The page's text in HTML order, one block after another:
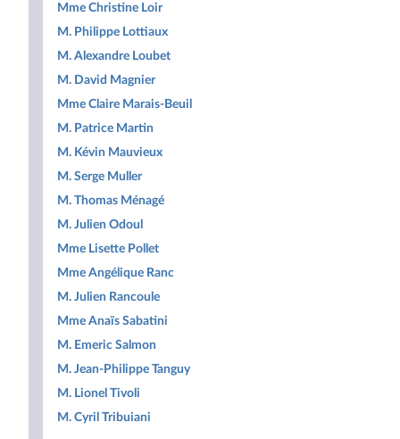
Mme Christine Loir
M. Philippe Lottiaux
M. Alexandre Loubet
M. David Magnier
Mme Claire Marais-Beuil
M. Patrice Martin
M. Kévin Mauvieux
M. Serge Muller
M. Thomas Ménagé
M. Julien Odoul
Mme Lisette Pollet
Mme Angélique Ranc
M. Julien Rancoule
Mme Anaïs Sabatini
M. Emeric Salmon
M. Jean-Philippe Tanguy
M. Lionel Tivoli
M. Cyril Tribuiani